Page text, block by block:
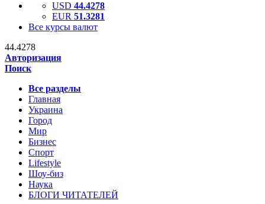
USD 44.4278
EUR 51.3281
Все курсы валют
44.4278
Авторизация
Поиск
Все разделы
Главная
Украина
Город
Мир
Бизнес
Спорт
Lifestyle
Шоу-биз
Наука
БЛОГИ ЧИТАТЕЛЕЙ